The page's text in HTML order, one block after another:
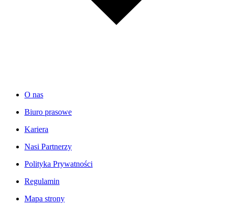
O nas
Biuro prasowe
Kariera
Nasi Partnerzy
Polityka Prywatności
Regulamin
Mapa strony